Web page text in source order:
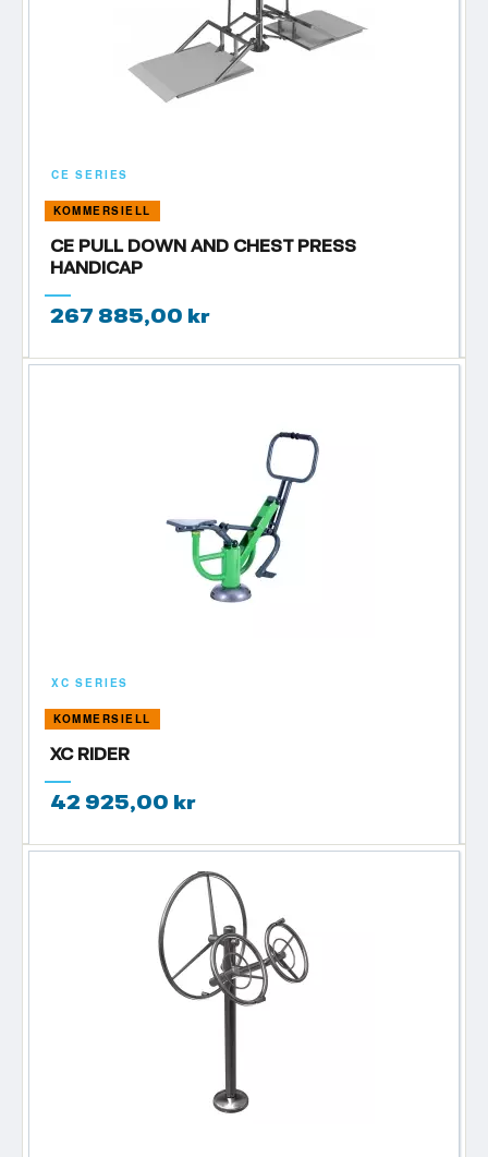
CE SERIES
KOMMERSIELL
CE PULL DOWN AND CHEST PRESS
HANDICAP
267 885,00 kr
XC SERIES
KOMMERSIELL
XC RIDER
42 925,00 kr